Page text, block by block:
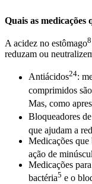
Quais as medicações
A acidez no estômago8
reduzam ou
Antiácidos24:
comprimidos
Mas, como
Bloqueadores
que ajudam a
Medicações que
ação de
Medicações
bactéria5 e o